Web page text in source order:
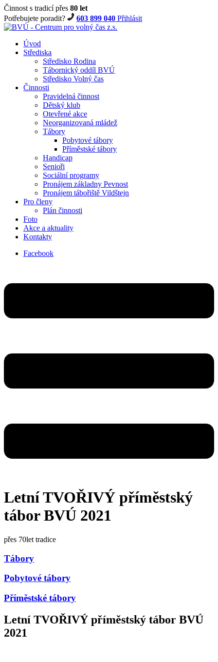
Činnost s tradicí přes 80 let
Potřebujete poradit?
603 899 040 Přihlásit
Úvod
Střediska
Středisko Rodina
Tábornický oddíl BVÚ
Středisko Volný čas
Činnosti
Pravidelná činnost
Dětský klub
Otevřené akce
Neorganizovaná mládež
Tábory
Pobytové tábory
Příměstské tábory
Handicap
Senioři
Sociální programy
Pronájem základny Pevnost
Pronájem tábořiště Vildštejn
Pro členy
Plán činnosti
Foto
Akce a aktuality
Kontakty
Facebook
Letní TVOŘIVÝ příměstský
tábor BVÚ 2021
přes 70let tradice
Tábory
Pobytové tábory
Příměstské tábory
Letní TVOŘIVÝ příměstský tábor BVÚ
2021